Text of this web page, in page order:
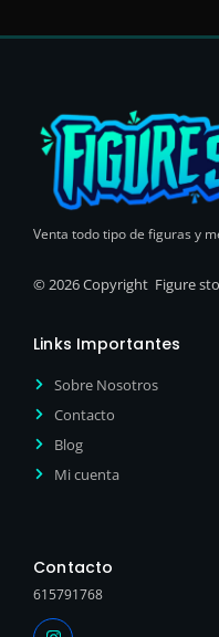
Venta todo tipo de figuras y
© 2026 Copyright Figure
Links Importantes
Sobre Nosotros
Contacto
Blog
Mi cuenta
Contacto
615791768